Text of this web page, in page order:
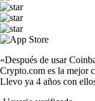
«Después de usar
Crypto.com es la mejor
Llevo ya 4 años con